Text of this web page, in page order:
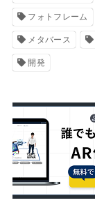
フォトフレーム
メタバース
開発